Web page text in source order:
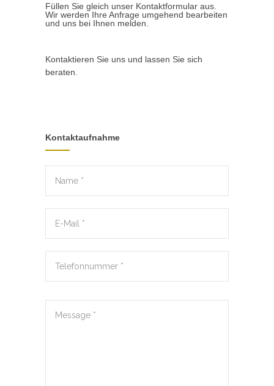
Füllen Sie gleich unser Kontaktformular aus.
Wir werden Ihre Anfrage umgehend bearbeiten
und uns bei Ihnen melden.
Kontaktieren Sie uns und lassen Sie sich
beraten.
Kontaktaufnahme